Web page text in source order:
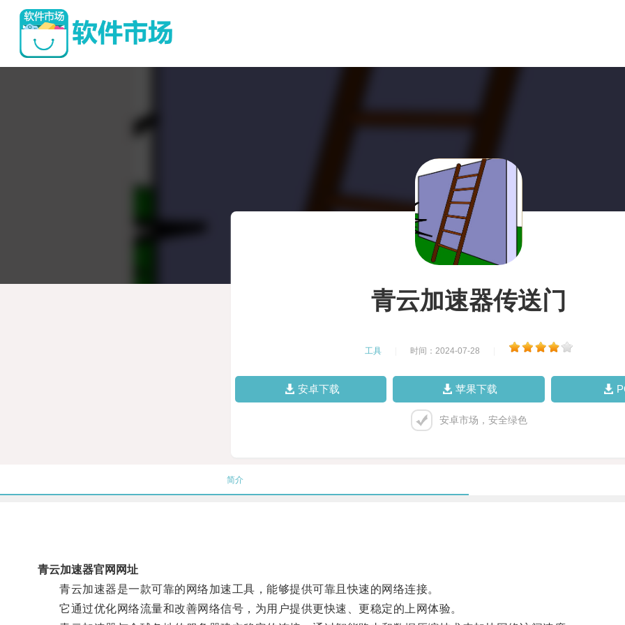
青云加速器传送门
工具 时间：2024-07-28
安卓下载 苹果下载
安卓市场，安全绿色
简介
青云加速器官网网址
青云加速器是一款可靠的网络加速工具，能够提供可靠且快速的网络连接。
它通过优化网络流量和改善网络信号，为用户提供更快速、更稳定的上网体验。